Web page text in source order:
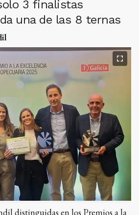
3 finalistas
una de las 8 ternas
distinguidas en los Premios a la